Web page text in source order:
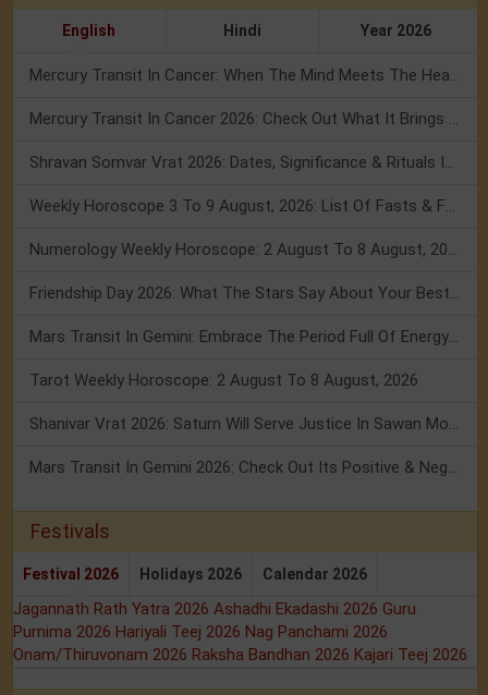
English Hindi Year 2026
Tarot Weekly Horoscope: 2 August To 8 August, 2026
Festivals
Festival 2026 Holidays 2026 Calendar 2026
Jagannath Rath Yatra 2026 Ashadhi Ekadashi 2026 Guru
Purnima 2026 Hariyali Teej 2026 Nag Panchami 2026
Onam/Thiruvonam 2026 Raksha Bandhan 2026 Kajari Teej 2026